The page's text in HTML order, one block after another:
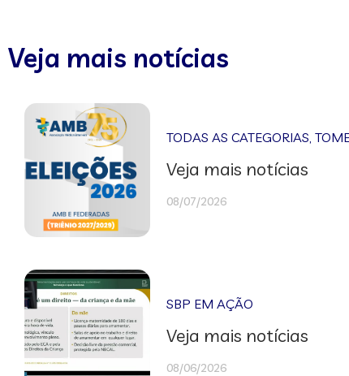
Veja mais notícias
TODAS AS CATEGORIAS,
Veja mais notícias
08/07/2026
SBP EM AÇÃO
Veja mais notícias
08/06/2026